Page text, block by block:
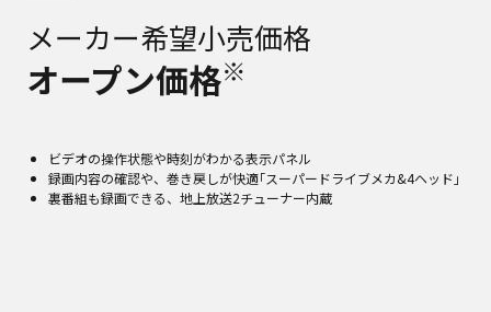
メーカー希望小売価格
オープン価格※
ビデオの操作状態や時刻がわかる表示パネル
録画内容の確認や、巻き戻しが快適｢スーパードライブメカ&4ヘッド｣
裏番組も録画できる、地上放送2チューナー内蔵